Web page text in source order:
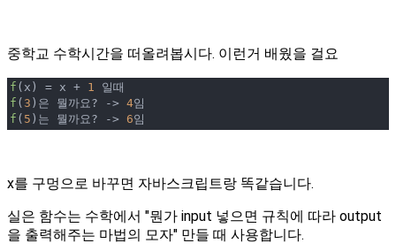
중학교 수학시간을 떠올려봅시다. 이런거 배웠을 걸요
f (x) = x + 1
f ( 3 )은 뭘까요? -> 4
f ( 5 )는 뭘까요? -> 6임
x를 구멍으로 바꾸면 자바스크립트랑 똑같습니다.
실은 함수는 수학에서 "뭔가 input 넣으면 규칙에 따라 output
을 출력해주는 마법의 모자" 만들 때 사용합니다.